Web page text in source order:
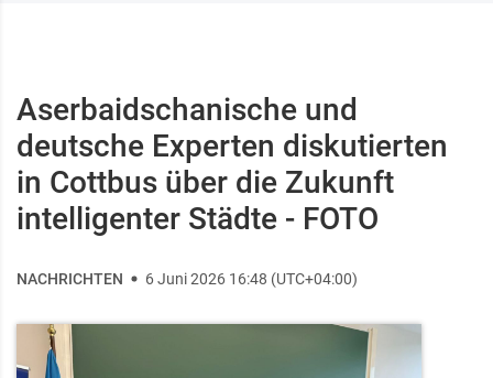
Aserbaidschanische und
deutsche Experten diskutierten
in Cottbus über die Zukunft
intelligenter Städte - FOTO
NACHRICHTEN 6 Juni 2026 16:48 (UTC+04:00)